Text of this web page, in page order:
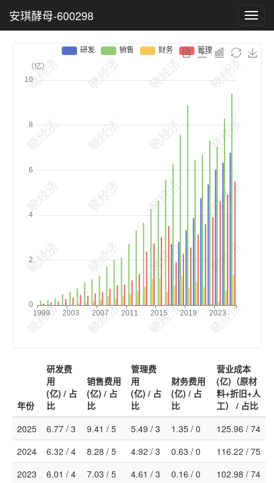
安琪酵母-600298
年份
研发费
用
(亿) / 占
比
销售费用
(亿) / 占
比
管理费
用
(亿) / 占
比
财务费用
(亿) / 占
比
营业成本
(亿)（原材
料+折旧+人
工） / 占比
2025
6.77 / 3 9.41 / 5 5.49 / 3 1.35 / 0
125.96 / 74
2024
6.32 / 4 8.28 / 5 4.92 / 3 0.63 / 0
116.22 / 75
2023
6.01 / 4 7.03 / 5 4.61 / 3 0.16 / 0
102.98 / 74